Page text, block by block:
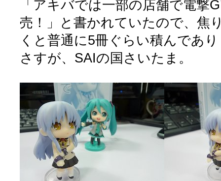
「アキバでは一部の店舗で電撃
売！」と書かれていたので、焦
くと普通に5冊ぐらい積んであ
さすが、SAIの国さいたま。